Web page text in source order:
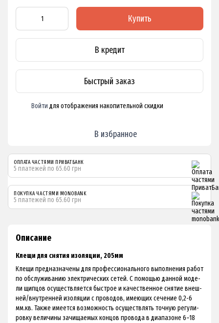
Купить
В кредит
Быстрый заказ
Войти для отображения накопительной скидки
В избранное
ОПЛАТА ЧАСТЯМИ ПРИВАТБАНК
5 платежей по 65.60 грн
ПОКУПКА ЧАСТЯМИ MONOBANK
5 платежей по 65.60 грн
Описание
Клещи для снятия изоляции, 205мм
Кле­щи пред­наз­на­че­ны для про­фес­сио­наль­но­го вы­пол­не­ния ра­бот
по об­слу­жи­ва­нию элек­три­че­ских се­тей. С по­мощью дан­ной мо­де­
ли щип­цов осу­щест­вля­ет­ся быстрое и ка­чест­вен­ное сня­тие внеш­
ней/внут­рен­ней изо­ля­ции с про­во­дов, име­ю­щих се­че­ние 0,2-6
мм.кв. Так­же имеет­ся воз­мож­ность осу­щест­влять точ­ную ре­гу­ли­
ров­ку ве­ли­чи­ны за­чи­ща­е­мых кон­цов про­во­да в ди­а­па­зо­не 6–18